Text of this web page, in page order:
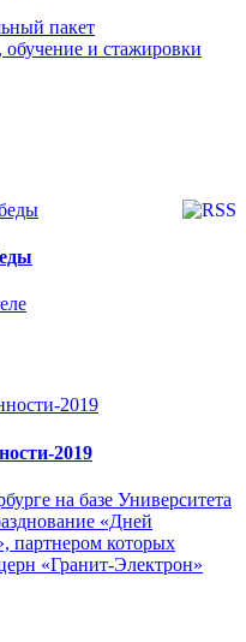
пакет
и стажировки
2019
на базе Университета
«Дней
партнером которых
«Гранит-Электрон»